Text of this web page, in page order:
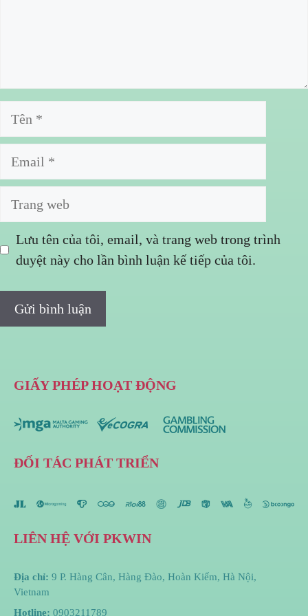
Tên
Email
Trang
Lưu tên của tôi, email, và trang web trong trình
duyệt này cho lần bình luận kế tiếp của tôi.
GIẤY PHÉP HOẠT ĐỘNG
ĐỐI TÁC PHÁT TRIỂN
LIÊN HỆ VỚI PKWIN
Địa chỉ: 9 P. Hàng Cân, Hàng Đào, Hoàn Kiếm, Hà Nội,
Vietnam
Hotline: 0903211789